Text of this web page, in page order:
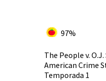
97%
The People v.
American Crime
Temporada 1